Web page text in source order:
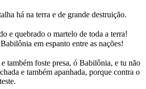
há na terra e de grande destruição.
e quebrado o martelo de toda a terra!
em espanto entre as nações!
também foste presa, ó Babilônia, e tu não
e também apanhada, porque contra o